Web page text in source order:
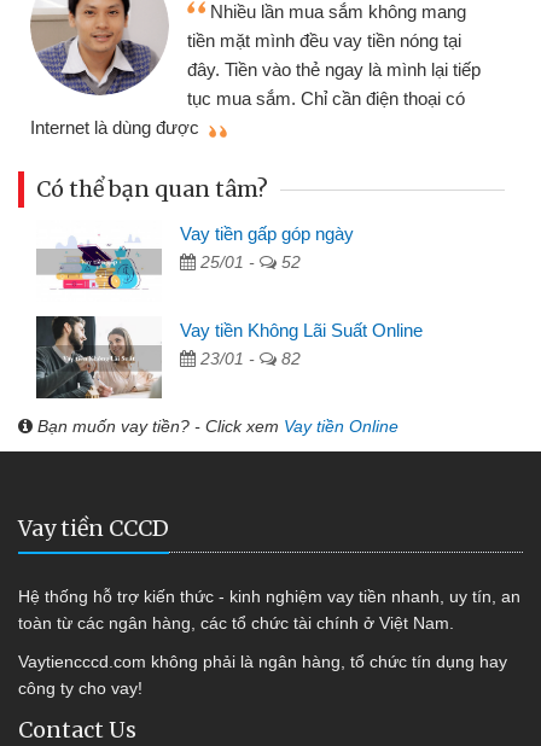
sắm không mang
vay tiền nóng tại
ngay là mình lại tiếp
cần điện thoại có
nhiều lúc cần vốn
đến website qua bạn
đã giải quyết được
Có thể bạn quan tâm?
Vay tiền gấp góp ngày
25/01 - 52
Vay tiền Không Lãi Suất Online
23/01 - 82
Bạn muốn vay tiền? - Click xem Vay tiền Online
Vay tiền CCCD
Hệ thống hỗ trợ kiến thức - kinh nghiệm vay tiền nhanh, uy tín, an
toàn từ các ngân hàng, các tổ chức tài chính ở Việt Nam.
Vaytiencccd.com không phải là ngân hàng, tổ chức tín dụng hay
công ty cho vay!
Contact Us